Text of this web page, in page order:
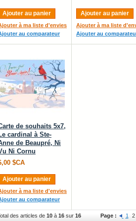
Ajouter au panier
à ma liste d'envies
au comparateur
Ajouter au panier
Ajouter à ma liste
Ajouter au
de souhaits 5x7,
cardinal à Ste-
de Beaupré, Ni
Ni Cornu
$CA
Ajouter au panier
à ma liste d'envies
au comparateur
des articles de 10 à 16 sur 16 Page : 1 2